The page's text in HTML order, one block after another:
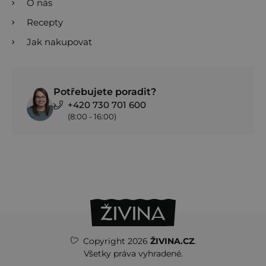
O nás
Recepty
Jak nakupovat
Potřebujete poradit?
+420 730 701 600
(8:00 - 16:00)
Copyright 2026 ŽIVINA.CZ.
Všetky práva vyhradené.